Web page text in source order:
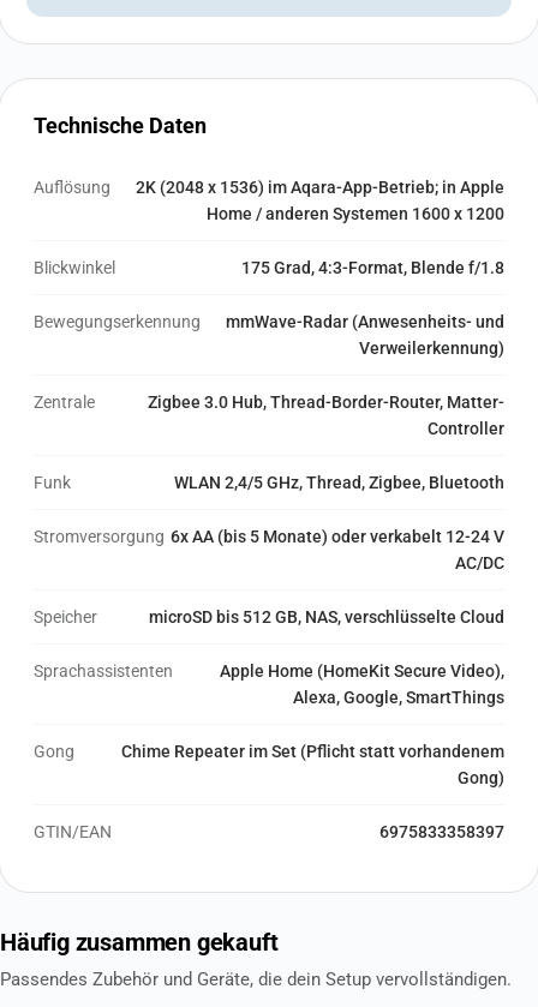
Technische Daten
Auflösung
2K (2048 x 1536) im Aqara-App-Betrieb; in Apple
Home / anderen Systemen 1600 x 1200
Blickwinkel 175 Grad, 4:3-Format, Blende f/1.8
Bewegungserkennung
mmWave-Radar (Anwesenheits- und
Verweilerkennung)
Zentrale
Zigbee 3.0 Hub, Thread-Border-Router, Matter-
Controller
Funk WLAN 2,4/5 GHz, Thread, Zigbee, Bluetooth
Stromversorgung 6x AA (bis 5 Monate) oder verkabelt 12-24 V
AC/DC
Speicher microSD bis 512 GB, NAS, verschlüsselte Cloud
Sprachassistenten
Apple Home (HomeKit Secure Video),
Alexa, Google, SmartThings
Gong
Chime Repeater im Set (Pflicht statt vorhandenem
Gong)
GTIN/EAN 6975833358397
Häufig zusammen gekauft
Passendes Zubehör und Geräte, die dein Setup vervollständigen.